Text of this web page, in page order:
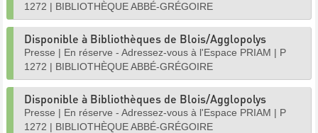
1272 | BIBLIOTHÈQUE ABBÉ-GRÉGOIRE
Disponible à Bibliothèques de Blois/Agglopolys
Presse | En réserve - Adressez-vous à l'Espace PRIAM | P
1272 | BIBLIOTHÈQUE ABBÉ-GRÉGOIRE
Disponible à Bibliothèques de Blois/Agglopolys
Presse | En réserve - Adressez-vous à l'Espace PRIAM | P
1272 | BIBLIOTHÈQUE ABBÉ-GRÉGOIRE